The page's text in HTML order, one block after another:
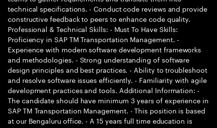
technical specifications. - Conduct code reviews and provide
constructive feedback to peers to enhance code quality.
Professional & Technical Skills: - Must To Have Skills:
Proficiency in SAP TM Transportation Management. -
Experience with modern software development frameworks
and methodologies. - Strong understanding of software
design principles and best practices. - Ability to troubleshoot
and resolve software issues efficiently. - Familiarity with agile
development practices and tools. Additional Information: -
The candidate should have minimum 3 years of experience in
SAP TM Transportation Management. - This position is based
at our Bengaluru office. - A 15 years full time education is